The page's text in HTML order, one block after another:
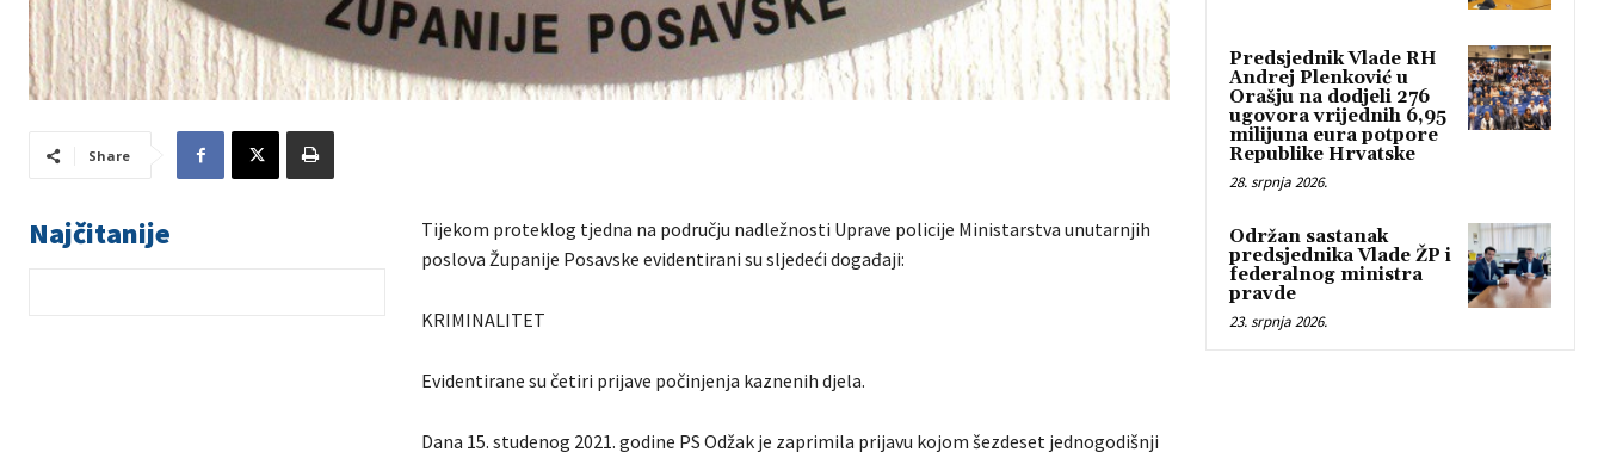
Share
Najčitanije
Tijekom proteklog tjedna na području nadležnosti Uprave policije Ministarstva unutarnjih
poslova Županije Posavske evidentirani su sljedeći događaji:
KRIMINALITET
Evidentirane su četiri prijave počinjenja kaznenih djela.
Dana 15. studenog 2021. godine PS Odžak je zaprimila prijavu kojom šezdeset jednogodišnji
Predsjednik Vlade RH
Andrej Plenković u
Orašju na dodjeli 276
ugovora vrijednih 6,95
milijuna eura potpore
Republike Hrvatske
28. srpnja 2026.
Održan sastanak
predsjednika Vlade ŽP i
federalnog ministra
pravde
23. srpnja 2026.